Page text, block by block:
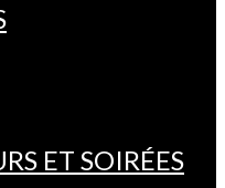
ET SOIRÉES